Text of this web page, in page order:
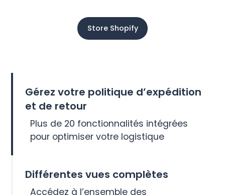
Store Shopify
Gérez votre politique d’expédition
et de retour
Plus de 20 fonctionnalités intégrées
pour optimiser votre logistique
Différentes vues complètes
Accédez à l’ensemble des